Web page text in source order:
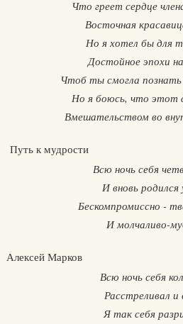
Что греет сердце
Восточная
Но я хотел бы для
Достойное эпохи
Чтоб ты смогла
Но я боюсь, что этот
Вмешательством во
Путь к мудрости
Всю ночь себя
И вновь
Бескомпромиссно -
И молчаливо-
Алексей Марков
Всю ночь себя
Расстреливал и
Я так себя